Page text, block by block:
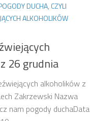
DUCHA, CZYLI
ALKOHOLIKÓW
26 grudnia
alkoholików z
Zakrzewski Nazwa
nam pogody duchaData